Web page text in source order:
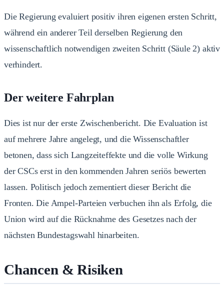
Die Regierung evaluiert positiv ihren eigenen ersten Schritt,
während ein anderer Teil derselben Regierung den
wissenschaftlich notwendigen zweiten Schritt (Säule 2) aktiv
verhindert.
Der weitere Fahrplan
Dies ist nur der erste Zwischenbericht. Die Evaluation ist
auf mehrere Jahre angelegt, und die Wissenschaftler
betonen, dass sich Langzeiteffekte und die volle Wirkung
der CSCs erst in den kommenden Jahren seriös bewerten
lassen. Politisch jedoch zementiert dieser Bericht die
Fronten. Die Ampel-Parteien verbuchen ihn als Erfolg, die
Union wird auf die Rücknahme des Gesetzes nach der
nächsten Bundestagswahl hinarbeiten.
Chancen & Risiken